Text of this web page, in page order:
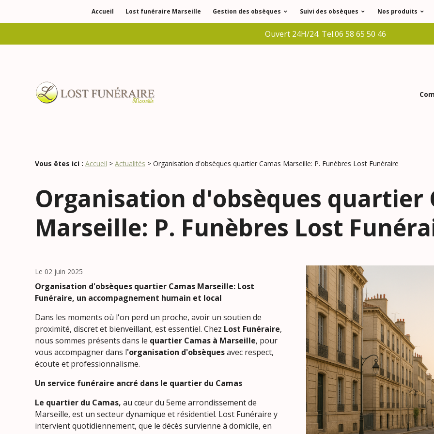
Accueil Lost funéraire Marseille Gestion des obsèques Suivi des obsèques Nos produits
Ouvert 24H/24. Tel.06 58 65 50 46
Vous êtes ici : Accueil > Actualités > Organisation d'obsèques quartier Camas Marseille: P. Funèbres Lost Funéraire
Organisation d'obsèques quartier
Marseille: P. Funèbres Lost
Le 02 juin 2025
Organisation d'obsèques quartier Camas Marseille: Lost
Funéraire, un accompagnement humain et local
Dans les moments où l'on perd un proche, avoir un soutien de
proximité, discret et bienveillant, est essentiel. Chez Lost Funéraire,
nous sommes présents dans le quartier Camas à Marseille, pour
vous accompagner dans l'organisation d'obsèquesavec respect,
écoute et professionnalisme.
Un service funéraire ancré dans le quartier du Camas
Le quartier du Camas, au cœur du 5eme arrondissement de
Marseille, est un secteur dynamique et résidentiel. Lost Funéraire y
intervient quotidiennement, que le décès survienne à domicile, en